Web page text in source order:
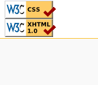
CSS ist valide!
Valid XHTML 1.0
Transitional